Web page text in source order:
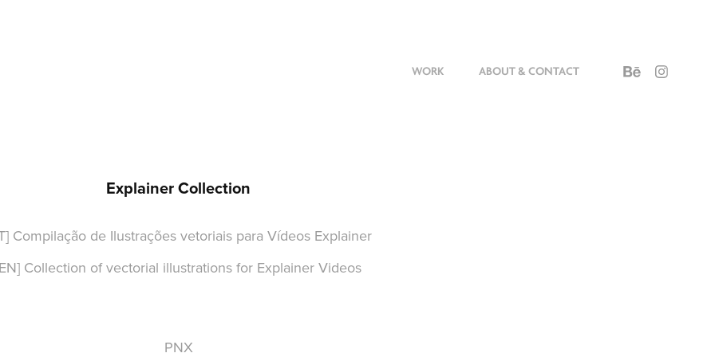
WORK ABOUT & CONTACT
Explainer Collection
Compilação de Ilustrações vetoriais para Vídeos Explainer
Collection of vectorial illustrations for Explainer Videos
PNX